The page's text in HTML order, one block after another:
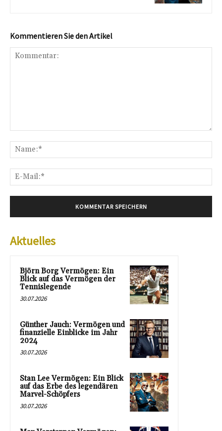
Kommentieren Sie den Artikel
Aktuelles
Björn Borg Vermögen: Ein
Blick auf das Vermögen der
Tennislegende
30.07.2026
Günther Jauch: Vermögen und
finanzielle Einblicke im Jahr
2024
30.07.2026
Stan Lee Vermögen: Ein Blick
auf das Erbe des legendären
Marvel-Schöpfers
30.07.2026